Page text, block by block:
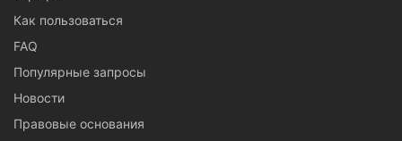
Как пользоваться
FAQ
Популярные запросы
Новости
Правовые основания